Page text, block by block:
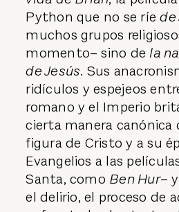
Python que no se ríede
muchos grupos
momento– sino de la
de Jesús. Sus
ridículos y espejeos
romano y el Imperio
cierta manera canónica
figura de Cristo y a su
Evangelios a las
Santa, como Ben Hur–
el delirio, el proceso de